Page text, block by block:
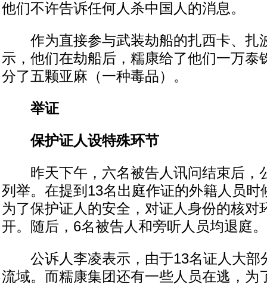
他们不许告诉任何人杀中国人的消息。
作为直接参与武装劫船的扎西卡、扎
示，他们在劫船后，糯康给了他们一万泰
分了五颗亚麻（一种毒品）。
举证
保护证人设特殊环节
昨天下午，六名被告人讯问结束后，
列举。在提到13名出庭作证的外籍人员时
为了保护证人的安全，对证人身份的核对
开。随后，6名被告人和旁听人员均退庭。
公诉人李凌表示，由于13名证人大部
流域。而糯康集团还有一些人员在逃，为